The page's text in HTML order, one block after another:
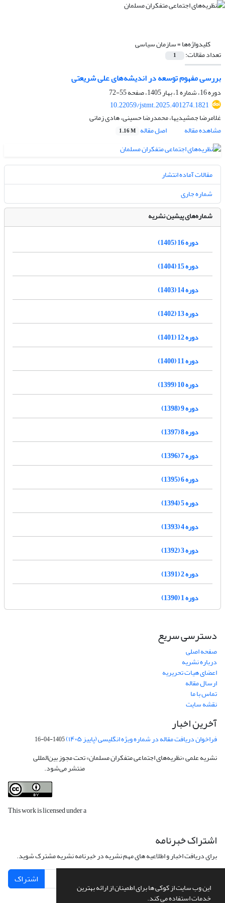
این وب سایت از کوکی ها برای اطمینان از ارائه بهترین
خدمات استفاده می کند.
کلیدواژه‌ها =سازمان سیاسی
تعداد مقالات: 1
بررسی مفهوم توسعه در اندیشه‌های علی شریعتی
دوره 16، شماره 1، بهار 1405، صفحه
55-72
10.22059/jstmt.2025.401274.1821
غلامرضا جمشیدیها، محمدرضا حسینی، هادی زمانی
مشاهده مقاله
اصل مقاله 1.16 M
مقالات آماده انتشار
شماره جاری
شماره‌های پیشین نشریه
دوره 16 (1405)
دوره 15 (1404)
دوره 14 (1403)
دوره 13 (1402)
دوره 12 (1401)
دوره 11 (1400)
دوره 10 (1399)
دوره 9 (1398)
دوره 8 (1397)
دوره 7 (1396)
دوره 6 (1395)
دوره 5 (1394)
دوره 4 (1393)
دوره 3 (1392)
دوره 2 (1391)
دوره 1 (1390)
دسترسی سریع
صفحه اصلی
درباره نشریه
اعضای هیات تحریریه
ارسال مقاله
تماس با ما
نقشه سایت
آخرین اخبار
فراخوان دریافت مقاله در شماره ویژه انگلیسی (پاییز ۱۴۰۵) 1405-04-16
نشریه علمی «نظریه‌های اجتماعی متفکران مسلمان» تحت مجوز بین‌المللی
منتشر می‌شود.
This work is licensed under a
اشتراک خبرنامه
برای دریافت اخبار و اطلاعیه های مهم نشریه در خبرنامه نشریه مشترک شوید.
اشتراک